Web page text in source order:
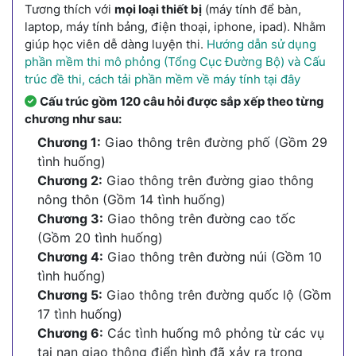
Tương thích với mọi loại thiết bị (máy tính để bàn,
laptop, máy tính bảng, điện thoại, iphone, ipad). Nhằm
giúp học viên dễ dàng luyện thi. Hướng dẫn sử dụng
phần mềm thi mô phỏng (Tổng Cục Đường Bộ) và Cấu
trúc đề thi, cách tải phần mềm về máy tính tại đây
Cấu trúc gồm 120 câu hỏi được sắp xếp theo từng
chương như sau:
Chương 1: Giao thông trên đường phố (Gồm 29
tình huống)
Chương 2: Giao thông trên đường giao thông
nông thôn (Gồm 14 tình huống)
Chương 3: Giao thông trên đường cao tốc
(Gồm 20 tình huống)
Chương 4: Giao thông trên đường núi (Gồm 10
tình huống)
Chương 5: Giao thông trên đường quốc lộ (Gồm
17 tình huống)
Chương 6: Các tình huống mô phỏng từ các vụ
tai nạn giao thông điển hình đã xảy ra trong